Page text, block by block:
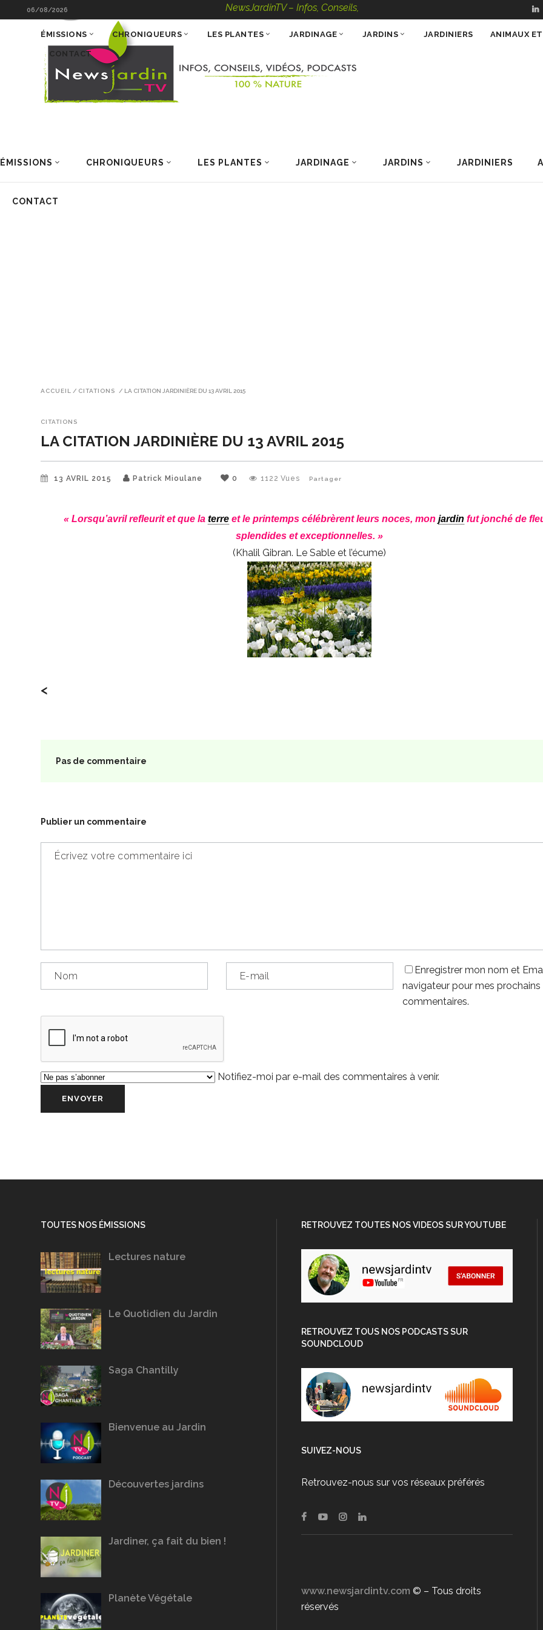
06/08/2026 NewsJardinTV – Infos, Conseils, Vidéos, Podcasts – 100 % Nature
ÉMISSIONS CHRONIQUEURS LES PLANTES JARDINAGE JARDINS JARDINIERS
CONTACT
ÉMISSIONS CHRONIQUEURS LES PLANTES JARDINAGE JARDINS JARDINIERS ANIMAUX
CONTACT
ACCUEIL / CITATIONS / LA CITATION JARDINIÈRE DU 13 AVRIL 2015
CITATIONS
LA CITATION JARDINIÈRE DU 13 AVRIL 2015
13 AVRIL 2015 Patrick Mioulane 0 1122 Vues Partager
« Lorsqu’avril refleurit et que laterre et le printemps célébrèrent leurs noces, monjardin fut jonché de
splendides et exceptionnelles. »
(Khalil Gibran. Le Sable et l’écume)
<
Pas de commentaire
Publier un commentaire
Enregistrer mon nom et
navigateur pour mes prochains
commentaires.
Notifiez-moi par e-mail des commentaires à venir.
TOUTES NOS ÉMISSIONS
Lectures nature
Le Quotidien du Jardin
Saga Chantilly
Bienvenue au Jardin
Découvertes jardins
Jardiner, ça fait du bien !
Planète Végétale
RETROUVEZ TOUTES NOS VIDEOS SUR YOUTUBE
RETROUVEZ TOUS NOS PODCASTS SUR
SOUNDCLOUD
SUIVEZ-NOUS
Retrouvez-nous sur vos réseaux préférés
www.newsjardintv.com © – Tous droits
réservés